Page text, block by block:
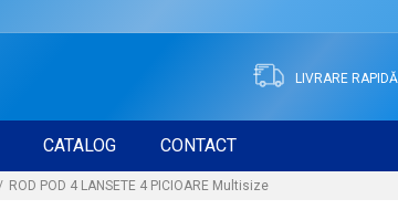
LIVRARE RAPIDĂ
CATALOG CONTACT
ROD POD 4 LANSETE 4 PICIOARE Multisize